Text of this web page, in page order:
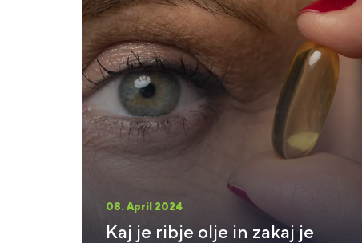
08. April 2024
Kaj je ribje olje in zakaj je